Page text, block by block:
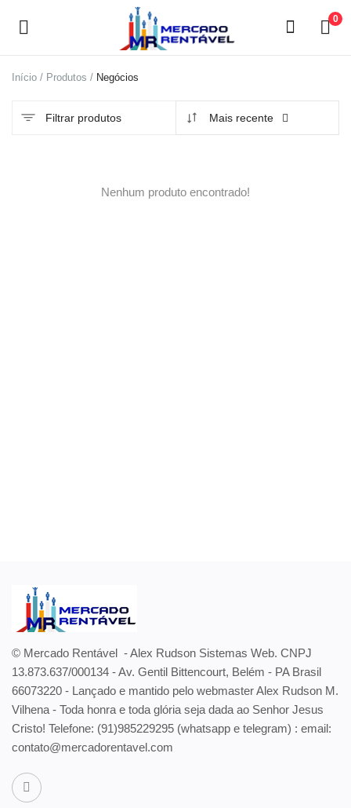
0
agora
Início Produtos Negócios
Filtrar produtos Mais recente
Nenhum produto encontrado!
© Mercado Rentável - Alex Rudson Sistemas Web. CNPJ
13.873.637/000134 - Av. Gentil Bittencourt, Belém - PA Brasil
66073220 - Lançado e mantido pelo webmaster Alex Rudson M.
Vilhena - Toda honra e toda glória seja dada ao Senhor Jesus
Cristo! Telefone: (91)985229295 (whatsapp e telegram) : email:
contato@mercadorentavel.com